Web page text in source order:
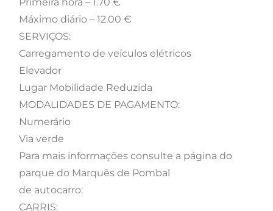
Máximo diário – 12.00 €
SERVIÇOS:
Carregamento de veículos elétricos
Elevador
Lugar Mobilidade Reduzida
MODALIDADES DE PAGAMENTO:
Numerário
Via verde
Para mais informações consulte a página do
parque do Marquês de Pombal
de autocarro:
CARRIS: